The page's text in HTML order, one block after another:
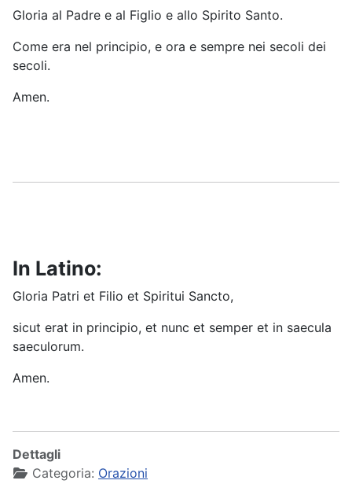
Gloria al Padre e al Figlio e allo Spirito Santo.
Come era nel principio, e ora e sempre nei secoli dei
secoli.
Amen.
In Latino:
Gloria Patri et Filio et Spiritui Sancto,
sicut erat in principio, et nunc et semper et in saecula
saeculorum.
Amen.
Dettagli
Categoria: Orazioni